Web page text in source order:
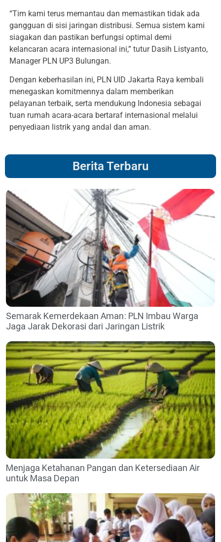
“Tim kami terus memantau dan memastikan tidak ada
gangguan di sisi jaringan distribusi. Semua sistem kami
siagakan dan pastikan berfungsi optimal demi
kelancaran acara internasional ini,” tutur Dasih Listyanto,
Manager PLN UP3 Bulungan.
Dengan keberhasilan ini, PLN UID Jakarta Raya kembali
menegaskan komitmennya dalam memberikan
pelayanan terbaik, serta mendukung Indonesia sebagai
tuan rumah acara-acara bertaraf internasional melalui
penyediaan listrik yang andal dan aman.
Berita Terbaru
Semarak Kemerdekaan Aman: PLN Imbau Warga
Jaga Jarak Dekorasi dari Jaringan Listrik
Menjaga Ketahanan Pangan dan Ketersediaan Air
untuk Masa Depan